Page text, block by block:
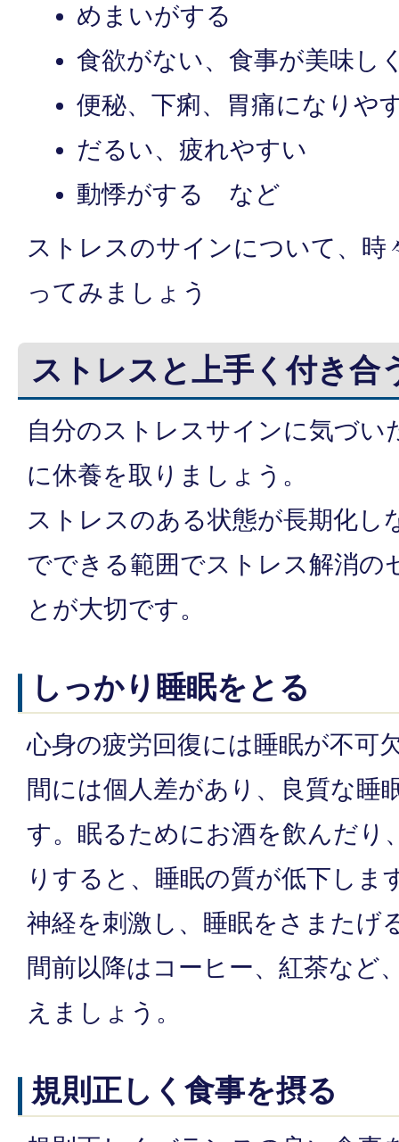
めまいがする
食欲がない、食事が美味し
便秘、下痢、胃痛になりや
だるい、疲れやすい
動悸がする など
ストレスのサインについて、時
ってみましょう
ストレスと上手く付き合
自分のストレスサインに気づい
に休養を取りましょう。
ストレスのある状態が長期化し
でできる範囲でストレス解消の
とが大切です。
しっかり睡眠をとる
心身の疲労回復には睡眠が不可
間には個人差があり、良質な睡
す。眠るためにお酒を飲んだり
りすると、睡眠の質が低下しま
神経を刺激し、睡眠をさまたげ
間前以降はコーヒー、紅茶など
えましょう。
規則正しく食事を摂る